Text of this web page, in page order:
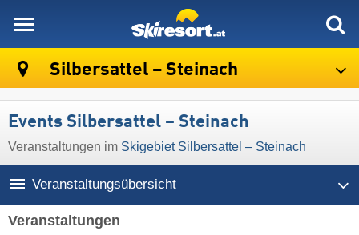
Silbersattel – Steinach
Events Silbersattel – Steinach
Veranstaltungen im Skigebiet Silbersattel – Steinach
Veranstaltungsübersicht
Veranstaltungen